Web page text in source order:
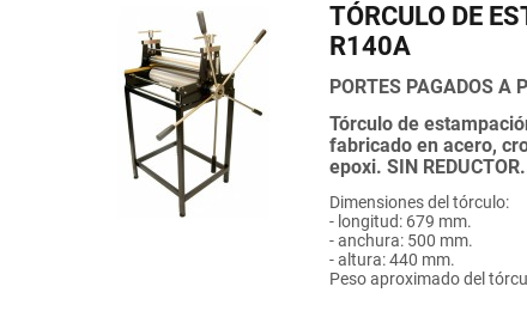
TÓRCULO DE
R140A
PORTES PAGADOS A
Tórculo de
fabricado en acero,
epoxi. SIN
Dimensiones del tórculo:
- longitud: 679 mm.
- anchura: 500 mm.
- altura: 440 mm.
Peso aproximado del